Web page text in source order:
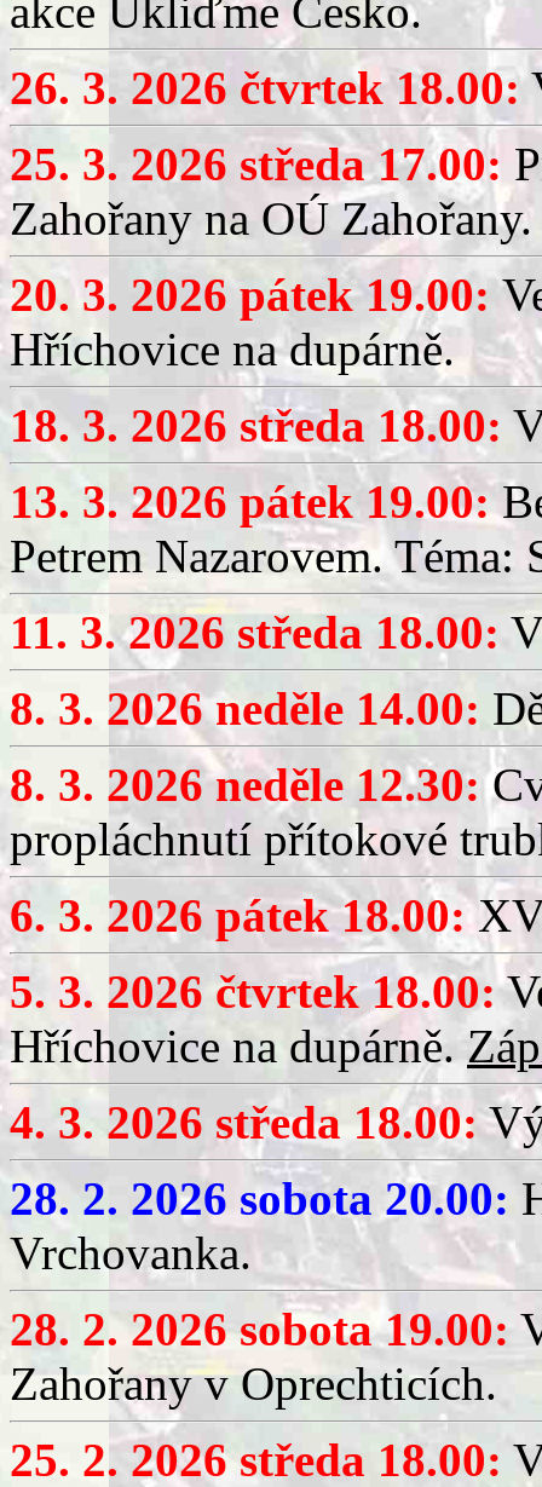
akce Ukliďme Česko.
26. 3. 2026 čtvrtek 18.00:
25. 3. 2026 středa 17.00:
Zahořany na OÚ Zahořany.
20. 3. 2026 pátek 19.00:
Hříchovice na dupárně.
18. 3. 2026 středa 18.00:
13. 3. 2026 pátek 19.00:
Petrem Nazarovem. Téma:
11. 3. 2026 středa 18.00:
8. 3. 2026 neděle 14.00:
8. 3. 2026 neděle 12.30:
propláchnutí přítokové
6. 3. 2026 pátek 18.00:
5. 3. 2026 čtvrtek 18.00:
Hříchovice na dupárně.
4. 3. 2026 středa 18.00:
28. 2. 2026 sobota 20.00:
Vrchovanka.
28. 2. 2026 sobota 19.00:
Zahořany v Oprechticích.
25. 2. 2026 středa 18.00: